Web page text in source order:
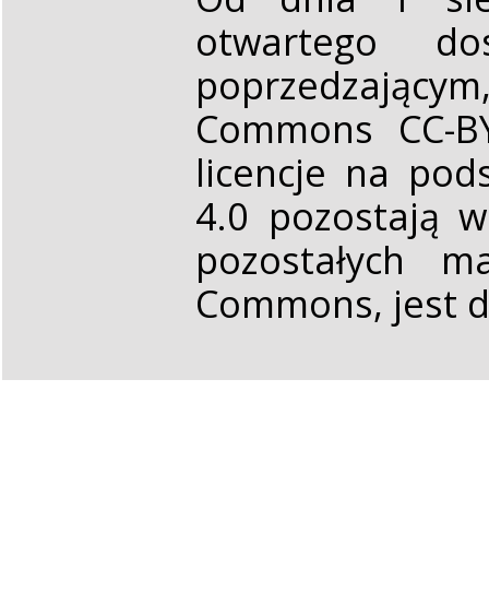
otwartego
Commons CC-
licencje na
4.0 pozostają
pozostałych
Commons, jest